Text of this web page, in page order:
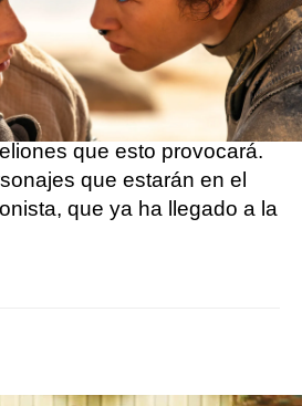
contando en su
sci-fi de Frank Herbert.
protagonista, Paul
de seguir ascendiendo al
que esto provocará.
que estarán en el
que ya ha llegado a la